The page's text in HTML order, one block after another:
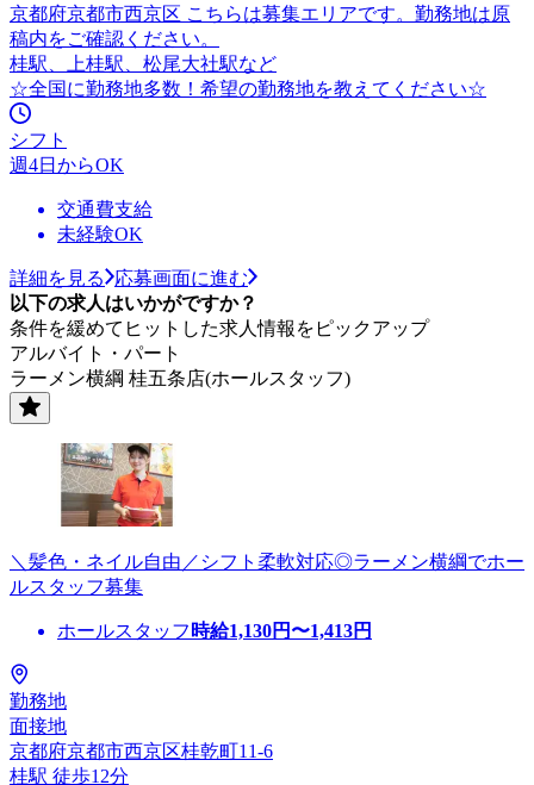
京都府京都市西京区 こちらは募集エリアです。勤務地は原
稿内をご確認ください。
桂駅、上桂駅、松尾大社駅など
☆全国に勤務地多数！希望の勤務地を教えてください☆
シフト
週4日からOK
交通費支給
未経験OK
詳細を見る
応募画面に進む
以下の求人はいかがですか？
条件を緩めてヒットした求人情報をピックアップ
アルバイト・パート
ラーメン横綱 桂五条店(ホールスタッフ)
＼髪色・ネイル自由／シフト柔軟対応◎ラーメン横綱でホー
ルスタッフ募集
ホールスタッフ 時給1,130円〜1,413円
勤務地
面接地
京都府京都市西京区桂乾町11-6
桂駅 徒歩12分